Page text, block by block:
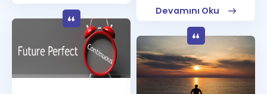
Devamını Oku